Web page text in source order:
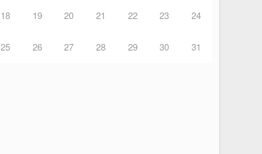
18 19 20 21 22 23 24
25 26 27 28 29 30 31